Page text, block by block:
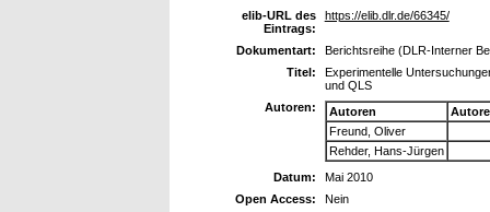
elib-URL des
Eintrags:
https://elib.dlr.de/66345/
Dokumentart:
Berichtsreihe (DLR-Interner
Titel:
Experimentelle
und QLS
Autoren:
Autoren
Freund, Oliver
Rehder, Hans-Jürgen
Datum:
Mai 2010
Open Access:
Nein